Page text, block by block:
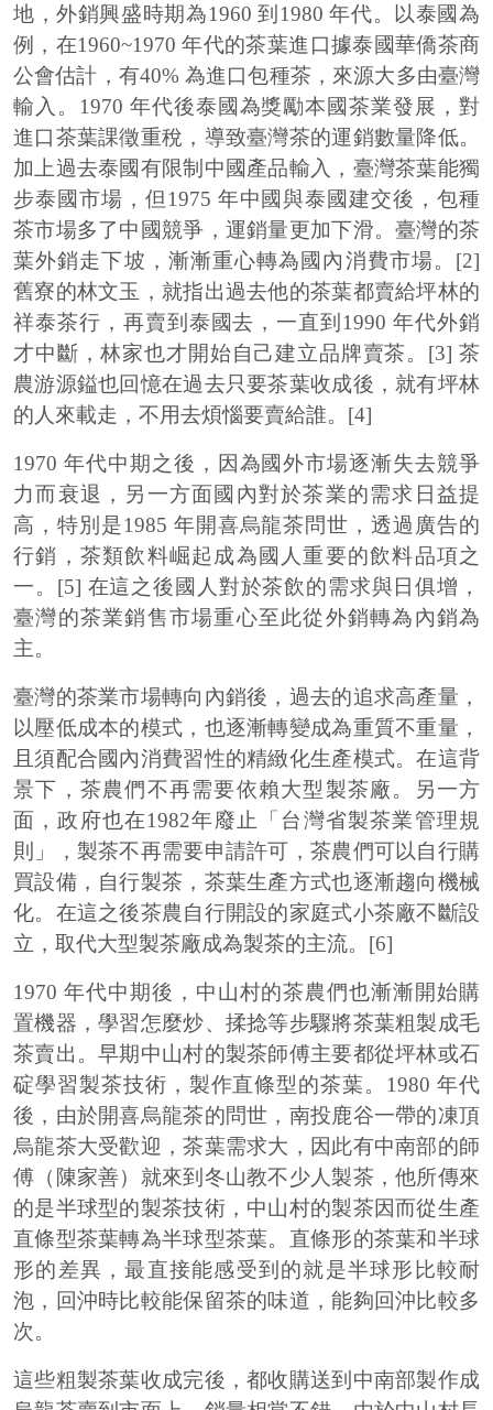
地，外銷興盛時期為1960 到1980 年代。以泰國為
例，在1960~1970 年代的茶葉進口據泰國華僑茶商
公會估計，有40% 為進口包種茶，來源大多由臺灣
輸入。1970 年代後泰國為獎勵本國茶業發展，對
進口茶葉課徵重稅，導致臺灣茶的運銷數量降低。
加上過去泰國有限制中國產品輸入，臺灣茶葉能獨
步泰國市場，但1975 年中國與泰國建交後，包種
茶市場多了中國競爭，運銷量更加下滑。臺灣的茶
葉外銷走下坡，漸漸重心轉為國內消費市場。[2]
舊寮的林文玉，就指出過去他的茶葉都賣給坪林的
祥泰茶行，再賣到泰國去，一直到1990 年代外銷
才中斷，林家也才開始自己建立品牌賣茶。[3] 茶
農游源鎰也回憶在過去只要茶葉收成後，就有坪林
的人來載走，不用去煩惱要賣給誰。[4]
1970 年代中期之後，因為國外市場逐漸失去競爭
力而衰退，另一方面國內對於茶業的需求日益提
高，特別是1985 年開喜烏龍茶問世，透過廣告的
行銷，茶類飲料崛起成為國人重要的飲料品項之
一。[5] 在這之後國人對於茶飲的需求與日俱增，
臺灣的茶業銷售市場重心至此從外銷轉為內銷為
主。
臺灣的茶業市場轉向內銷後，過去的追求高產量，
以壓低成本的模式，也逐漸轉變成為重質不重量，
且須配合國內消費習性的精緻化生產模式。在這背
景下，茶農們不再需要依賴大型製茶廠。另一方
面，政府也在1982年廢止「台灣省製茶業管理規
則」，製茶不再需要申請許可，茶農們可以自行購
買設備，自行製茶，茶葉生產方式也逐漸趨向機械
化。在這之後茶農自行開設的家庭式小茶廠不斷設
立，取代大型製茶廠成為製茶的主流。[6]
1970 年代中期後，中山村的茶農們也漸漸開始購
置機器，學習怎麼炒、揉捻等步驟將茶葉粗製成毛
茶賣出。早期中山村的製茶師傅主要都從坪林或石
碇學習製茶技術，製作直條型的茶葉。1980 年代
後，由於開喜烏龍茶的問世，南投鹿谷一帶的凍頂
烏龍茶大受歡迎，茶葉需求大，因此有中南部的師
傅（陳家善）就來到冬山教不少人製茶，他所傳來
的是半球型的製茶技術，中山村的製茶因而從生產
直條型茶葉轉為半球型茶葉。直條形的茶葉和半球
形的差異，最直接能感受到的就是半球形比較耐
泡，回沖時比較能保留茶的味道，能夠回沖比較多
次。
這些粗製茶葉收成完後，都收購送到中南部製作成